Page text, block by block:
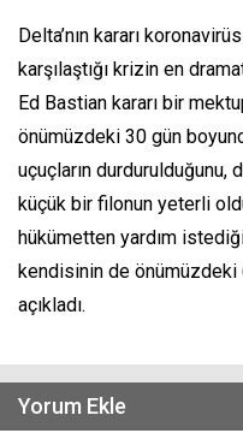
Delta’nın kararı
karşılaştığı krizin en
Ed Bastian kararı bir
önümüzdeki 30 gün
uçuçların durdurulduğunu,
küçük bir filonun yeterli
hükümetten yardım
kendisinin de önümüzdeki
açıkladı.
Yorum Ekle